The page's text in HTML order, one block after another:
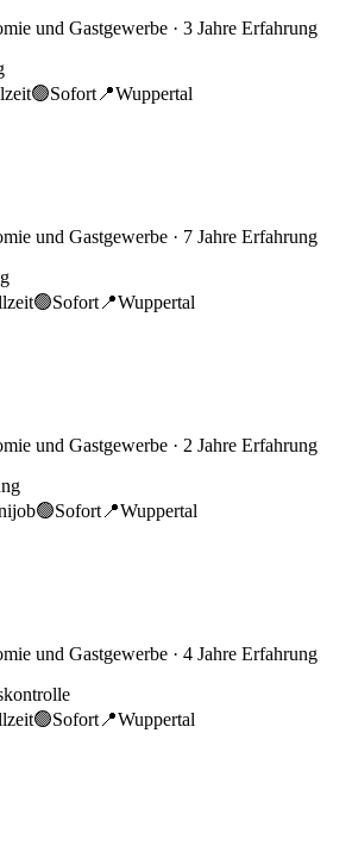
und Gastgewerbe · 3 Jahre Erfahrung
🟢Sofort 📍Wuppertal
und Gastgewerbe · 7 Jahre Erfahrung
🟢Sofort 📍Wuppertal
und Gastgewerbe · 2 Jahre Erfahrung
🟢Sofort 📍Wuppertal
und Gastgewerbe · 4 Jahre Erfahrung
🟢Sofort 📍Wuppertal